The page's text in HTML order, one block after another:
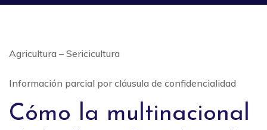
Agricultura – Sericicultura
Información parcial por cláusula de confidencialidad
Cómo la multinacional